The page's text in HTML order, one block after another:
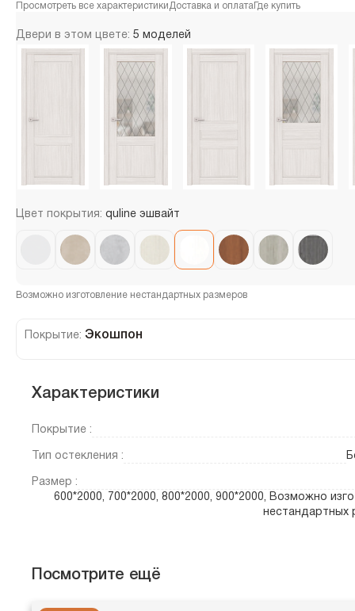
Просмотреть все характеристики Доставка и оплата Где купить
Двери в этом цвете: 5 моделей
Цвет покрытия: quline эшвайт
Возможно изготовление нестандартных размеров
Покрытие: Экошпон
Характеристики
Покрытие :
Тип остекления :
Размер :
600*2000, 700*2000, 800*2000, 900*2000, Возможно
нестандартных
Посмотрите ещё